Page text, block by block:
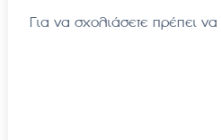
Για να σχολιάσετε πρέπει να